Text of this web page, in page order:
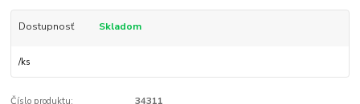
Dostupnosť Skladom
/ks
Číslo produktu: 34311